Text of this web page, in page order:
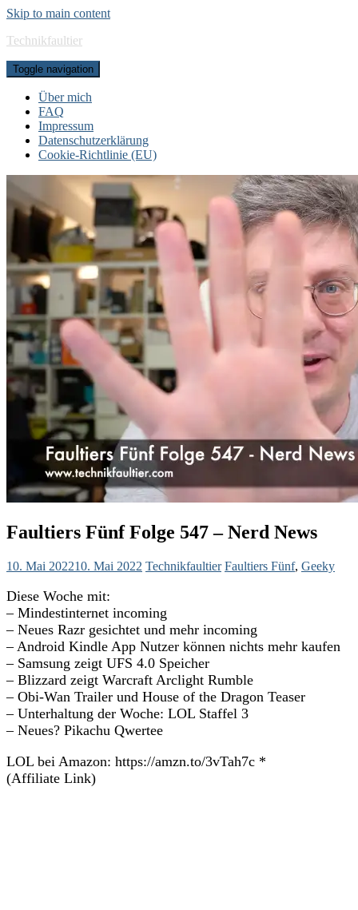
Skip to main content
Technikfaultier
Toggle navigation
Über mich
FAQ
Impressum
Datenschutzerklärung
Cookie-Richtlinie (EU)
Faultiers Fünf Folge 547 – Nerd News
10. Mai 202210. Mai 2022 Technikfaultier Faultiers Fünf, Geeky
Diese Woche mit:
– Mindestinternet incoming
– Neues Razr gesichtet und mehr incoming
– Android Kindle App Nutzer können nichts mehr kaufen
– Samsung zeigt UFS 4.0 Speicher
– Blizzard zeigt Warcraft Arclight Rumble
– Obi-Wan Trailer und House of the Dragon Teaser
– Unterhaltung der Woche: LOL Staffel 3
– Neues? Pikachu Qwertee
LOL bei Amazon: https://amzn.to/3vTah7c *
(Affiliate Link)